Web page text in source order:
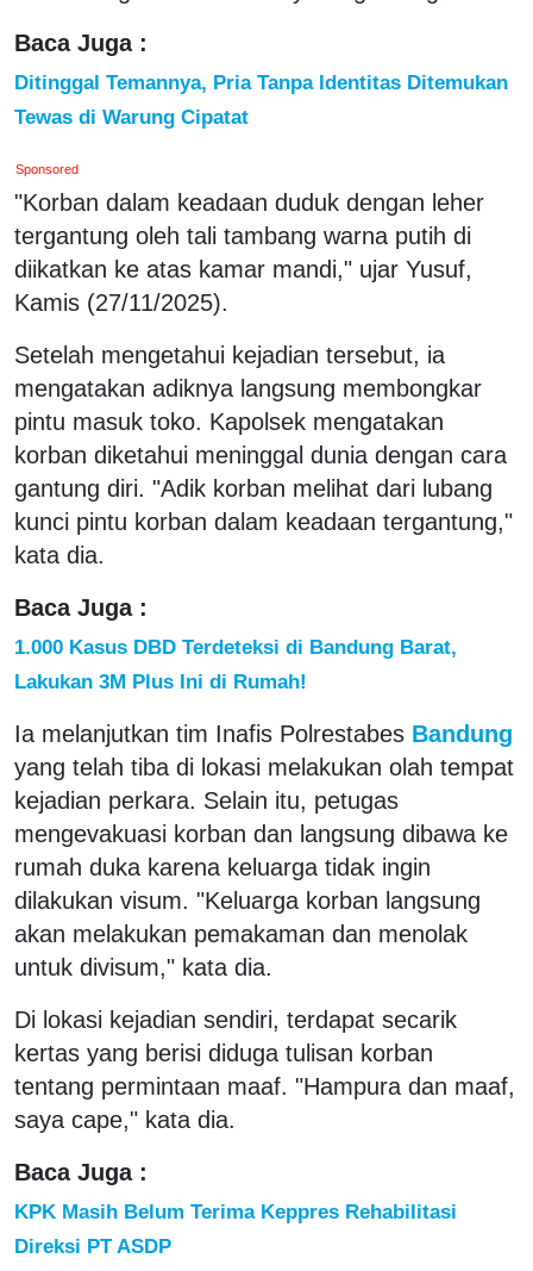
Baca Juga :
Ditinggal Temannya, Pria Tanpa Identitas Ditemukan
Tewas di Warung Cipatat
Sponsored
"Korban dalam keadaan duduk dengan leher
tergantung oleh tali tambang warna putih di
diikatkan ke atas kamar mandi," ujar Yusuf,
Kamis (27/11/2025).
Setelah mengetahui kejadian tersebut, ia
mengatakan adiknya langsung membongkar
pintu masuk toko. Kapolsek mengatakan
korban diketahui meninggal dunia dengan cara
gantung diri. "Adik korban melihat dari lubang
kunci pintu korban dalam keadaan tergantung,"
kata dia.
Baca Juga :
1.000 Kasus DBD Terdeteksi di Bandung Barat,
Lakukan 3M Plus Ini di Rumah!
Ia melanjutkan tim Inafis Polrestabes Bandung
yang telah tiba di lokasi melakukan olah tempat
kejadian perkara. Selain itu, petugas
mengevakuasi korban dan langsung dibawa ke
rumah duka karena keluarga tidak ingin
dilakukan visum. "Keluarga korban langsung
akan melakukan pemakaman dan menolak
untuk divisum," kata dia.
Di lokasi kejadian sendiri, terdapat secarik
kertas yang berisi diduga tulisan korban
tentang permintaan maaf. "Hampura dan maaf,
saya cape," kata dia.
Baca Juga :
KPK Masih Belum Terima Keppres Rehabilitasi
Direksi PT ASDP